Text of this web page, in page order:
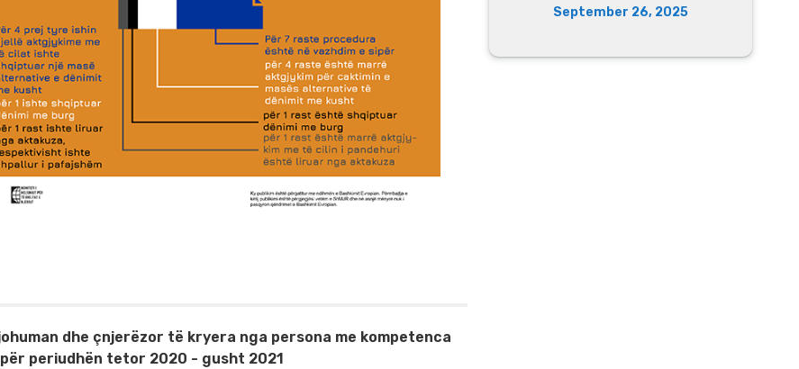
dhe çnjerëzor të kryera nga persona me kompetenca
periudhën tetor 2020 - gusht 2021
September 26, 2025